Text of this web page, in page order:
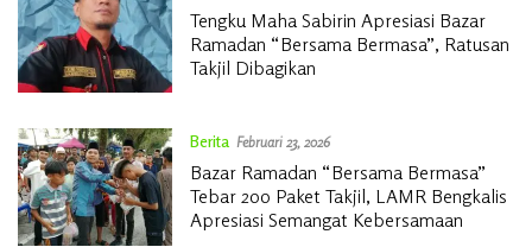
Tengku Maha Sabirin Apresiasi Bazar
Ramadan “Bersama Bermasa”, Ratusan
Takjil Dibagikan
Berita Februari 23, 2026
Bazar Ramadan “Bersama Bermasa”
Tebar 200 Paket Takjil, LAMR Bengkalis
Apresiasi Semangat Kebersamaan